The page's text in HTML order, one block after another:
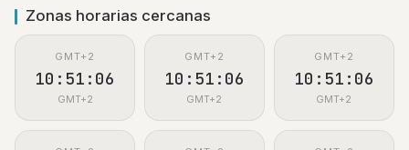
Zonas horarias cercanas
GMT+2
10:51:07
GMT+2
GMT+2
10:51:07
GMT+2
GMT+2
10:51:07
GMT+2